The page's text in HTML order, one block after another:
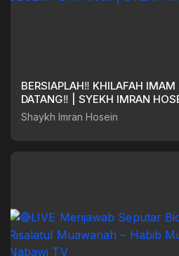
BERSIAPLAH‼️ KHILAFAH
DATANG‼️ | SYEKH IMRAN
Shaykh Imran Hosein